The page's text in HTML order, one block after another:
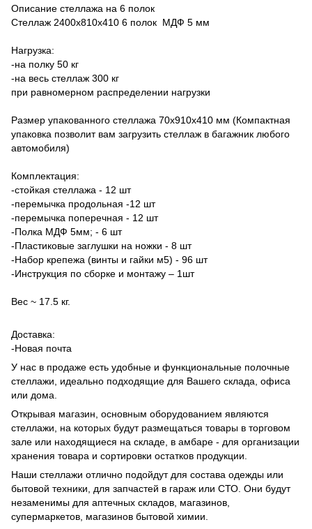
Описание стеллажа на 6 полок
Стеллаж 2400х810х410 6 полок МДФ 5 мм
Нагрузка:
-на полку 50 кг
-на весь стеллаж 300 кг
при равномерном распределении нагрузки
Размер упакованного стеллажа 70х910х410 мм (Компактная
упаковка позволит вам загрузить стеллаж в багажник любого
автомобиля)
Комплектация:
-стойкая стеллажа - 12 шт
-перемычка продольная -12 шт
-перемычка поперечная - 12 шт
-Полка МДФ 5мм; - 6 шт
-Пластиковые заглушки на ножки - 8 шт
-Набор крепежа (винты и гайки м5) - 96 шт
-Инструкция по сборке и монтажу – 1шт
Вес ~ 17.5 кг.
Доставка:
-Новая почта
У нас в продаже есть удобные и функциональные полочные
стеллажи, идеально подходящие для Вашего склада, офиса
или дома.
Открывая магазин, основным оборудованием являются
стеллажи, на которых будут размещаться товары в торговом
зале или находящиеся на складе, в амбаре - для организации
хранения товара и сортировки остатков продукции.
Наши стеллажи отлично подойдут для состава одежды или
бытовой техники, для запчастей в гараж или СТО. Они будут
незаменимы для аптечных складов, магазинов,
супермаркетов, магазинов бытовой химии.